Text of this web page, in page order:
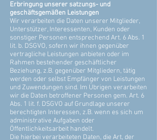
Erbringung unserer satzungs- und
geschäftsgemäßen Leistungen
Wir verarbeiten die Daten unserer Mitglieder,
Unterstützer, Interessenten, Kunden oder
sonstiger Personen entsprechend Art. 6 Abs. 1
lit. b. DSGVO, sofern wir ihnen gegenüber
vertragliche Leistungen anbieten oder im
Rahmen bestehender geschäftlicher
Beziehung, z.B. gegenüber Mitgliedern, tätig
werden oder selbst Empfänger von Leistungen
und Zuwendungen sind. Im Übrigen verarbeiten
wir die Daten betroffener Personen gem. Art. 6
Abs. 1 lit. f. DSGVO auf Grundlage unserer
berechtigten Interessen, z.B. wenn es sich um
administrative Aufgaben oder
Öffentlichkeitsarbeit handelt.
Die hierbei verarbeiteten Daten, die Art, der